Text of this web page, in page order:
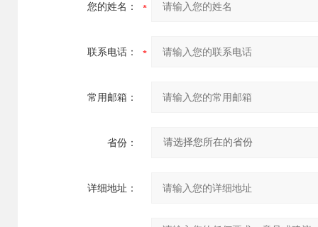
您的姓名：
联系电话：
常用邮箱：
省份：
详细地址：